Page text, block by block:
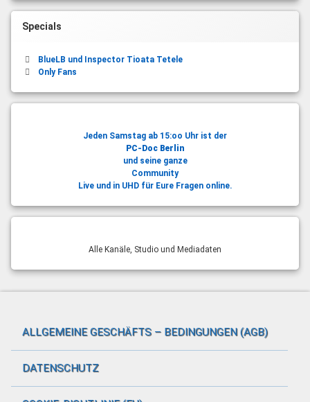
Specials
BlueLB und Inspector Tioata Tetele
Only Fans
Jeden Samstag ab 15:oo Uhr ist der
PC-Doc Berlin
und seine ganze
Community
Live und in UHD für Eure Fragen online.
Alle Kanäle, Studio und Mediadaten
ALLGEMEINE GESCHÄFTS – BEDINGUNGEN (AGB)
DATENSCHUTZ